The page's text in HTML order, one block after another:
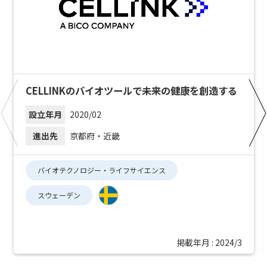
CELLINKのバイオツールで未来の健康を創造する
設立年月
2020/02
進出先
京都府・近畿
バイオテクノロジー・ライフサイエンス
スウェーデン
掲載年月 : 2024/3